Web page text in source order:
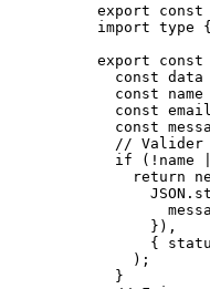
export const
import type
export const
const data
const name
const email
const
// Valider
if
( ! name
return
JSON .
} ) ,
{
) ;
}